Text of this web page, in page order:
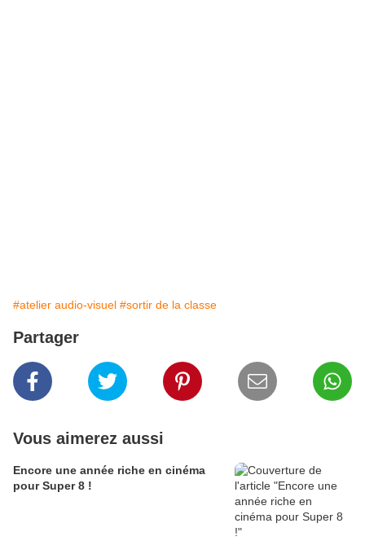
#atelier audio-visuel #sortir de la classe
Partager
Vous aimerez aussi
Encore une année riche en cinéma
pour Super 8 !